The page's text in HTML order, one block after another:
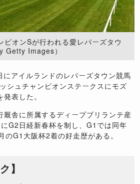
ピオンSが行われる愛レパーズタウ
Getty Images）
アイルランドのレパーズタウン競馬
シュチャンピオンステークスにモズ
表した。
舎に所属するディープブリランテ産
G2日経新春杯を制し、G1では同年
G1大阪杯2着の好走歴がある。
】